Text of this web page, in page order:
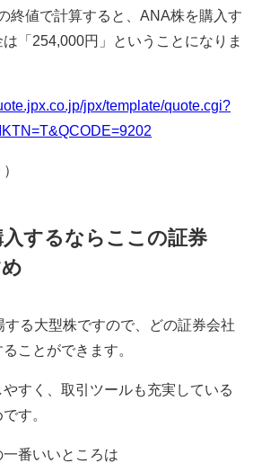
終値で計算すると、ANA株を購入す
「254,000円」ということになりま
jpx/template/quote.cgi?
するならここの証券
る大型株ですので、どの証券会社
ことができます。
すく、取引ツールも充実している
す。
番いいところは